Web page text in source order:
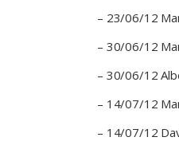
– 23/06/12
– 30/06/12
– 30/06/12
– 14/07/12
– 14/07/12